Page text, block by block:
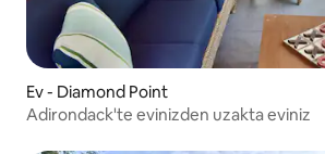
Ev - Diamond Point
Adirondack'te evinizden uzakta eviniz